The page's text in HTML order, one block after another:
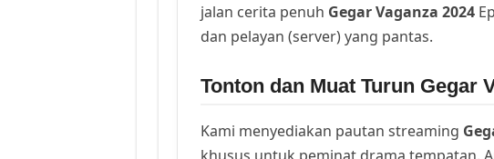
jalan cerita penuh Gegar Vaganza 2024
dan pelayan (server) yang pantas.
Tonton dan Muat Turun Gegar
Kami menyediakan pautan streaming